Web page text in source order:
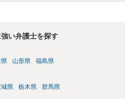
い弁護士を探す
山形県 福島県
県 栃木県 群馬県